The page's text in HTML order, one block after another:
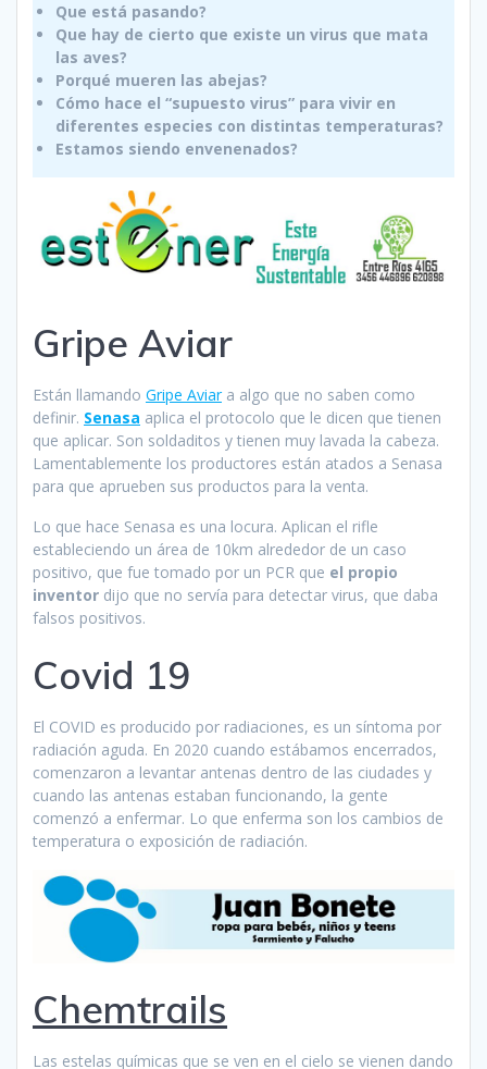
Que está pasando?
Que hay de cierto que existe un virus que mata
las aves?
Porqué mueren las abejas?
Cómo hace el “supuesto virus” para vivir en
diferentes especies con distintas temperaturas?
Estamos siendo envenenados?
Gripe Aviar
Están llamando Gripe Aviara algo que no saben como
definir. Senasa aplica el protocolo que le dicen que tienen
que aplicar. Son soldaditos y tienen muy lavada la cabeza.
Lamentablemente los productores están atados a Senasa
para que aprueben sus productos para la venta.
Lo que hace Senasa es una locura. Aplican el rifle
estableciendo un área de 10km alrededor de un caso
positivo, que fue tomado por un PCR que el propio
inventor dijo que no servía para detectar virus, que daba
falsos positivos.
Covid 19
El COVID es producido por radiaciones, es un síntoma por
radiación aguda. En 2020 cuando estábamos encerrados,
comenzaron a levantar antenas dentro de las ciudades y
cuando las antenas estaban funcionando, la gente
comenzó a enfermar. Lo que enferma son los cambios de
temperatura o exposición de radiación.
Chemtrails
Las estelas químicas que se ven en el cielo se vienen dando